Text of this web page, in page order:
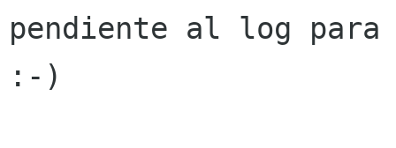
pendiente al log para
:-)